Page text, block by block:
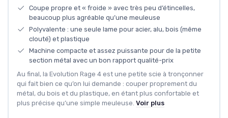
Coupe propre et « froide » avec très peu d’étincelles,
beaucoup plus agréable qu’une meuleuse
Polyvalente : une seule lame pour acier, alu, bois (même
clouté) et plastique
Machine compacte et assez puissante pour de la petite
section métal avec un bon rapport qualité-prix
Au final, la Evolution Rage 4 est une petite scie à tronçonner
qui fait bien ce qu’on lui demande : couper proprement du
métal, du bois et du plastique, en étant plus confortable et
plus précise qu’une simple meuleuse. Voir plus